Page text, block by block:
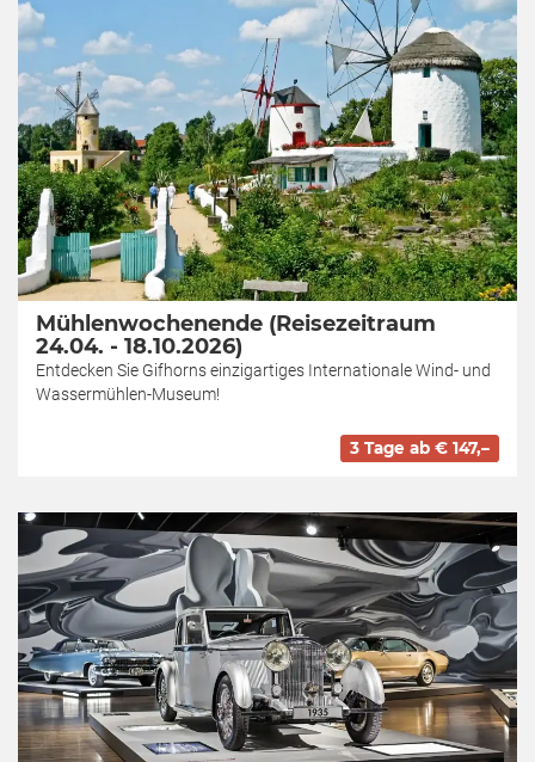
Mühlenwochenende (Reisezeitraum
24.04. - 18.10.2026)
Entdecken Sie Gifhorns einzigartiges Internationale Wind- und
Wassermühlen-Museum!
3 Tage ab € 147,–